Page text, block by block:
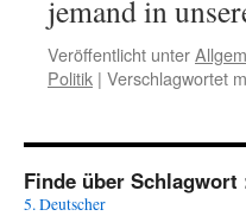
jemand in
Veröffentlicht unter
Politik | Verschlagwortet
Finde über Schlagwort
5. Deutscher